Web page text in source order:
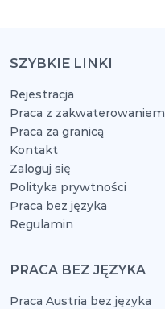
SZYBKIE LINKI
Rejestracja
Praca z zakwaterowaniem
Praca za granicą
Kontakt
Zaloguj się
Polityka prywtności
Praca bez języka
Regulamin
PRACA BEZ JĘZYKA
Praca Austria bez języka